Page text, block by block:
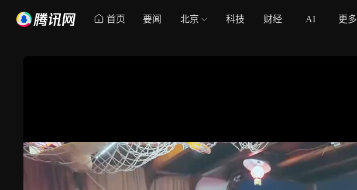
首页 要闻 北京 科技 财经 AI 更多